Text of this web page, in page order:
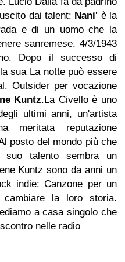
dai talent: Nani' è la
e di un uomo che la
sanremese. 4/3/1943
Dopo il successo di
sua La notte può essere
Outsider per vocazione
Kuntz.La Civello è uno
ultimi anni, un'artista
meritata reputazione
posto del mondo più che
suo talento sembra un
Kuntz sono da anni un
indie: Canzone per un
la loro storia.
a casa singolo che
nelle radio